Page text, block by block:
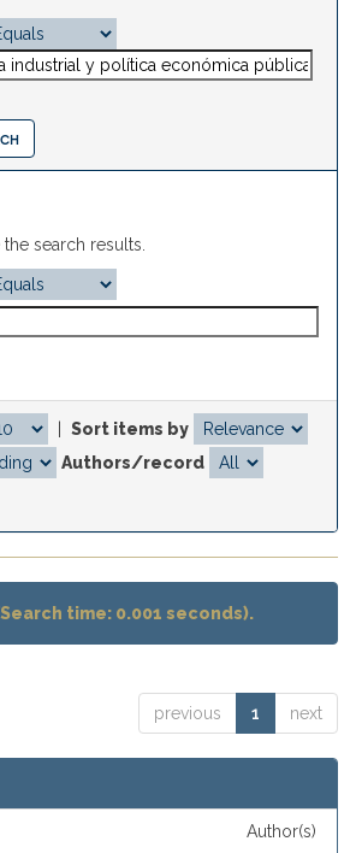
search results.
Sort items by
Authors/record
time: 0.001 seconds).
previous 1 next
Author(s)